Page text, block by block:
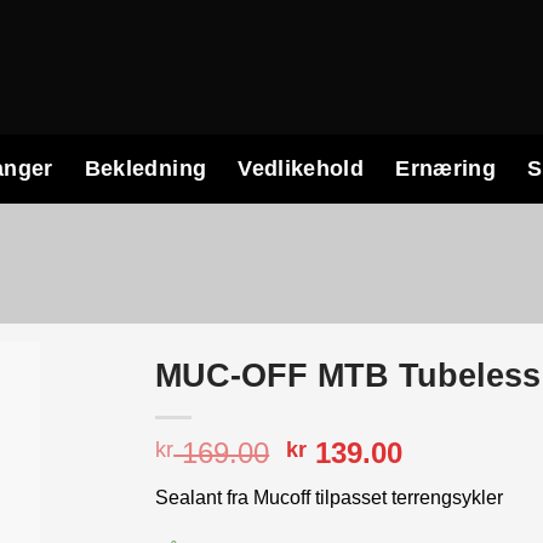
Bekledning Vedlikehold Ernæring
MUC-OFF MTB
kr169.00 Opprinnelig
var:
kr 139.00
er:
Sealant fra Mucoff tilpasset terrengsykler